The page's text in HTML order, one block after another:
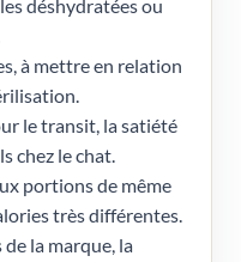
déshydratées ou
à mettre en relation
le transit, la satiété
chez le chat.
portions de même
très différentes.
la marque, la